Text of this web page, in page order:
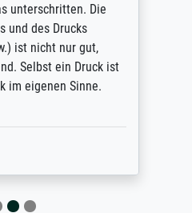
unterschritten. Die
und des Drucks
ist nicht nur gut,
Selbst ein Druck ist
im eigenen Sinne.